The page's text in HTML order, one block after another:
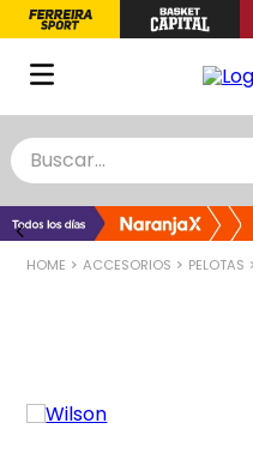
Buscar...
TÉRMINOS MÁS
1.
zapatillas basquet
2.
niño
ACCESORIOS PELOTAS